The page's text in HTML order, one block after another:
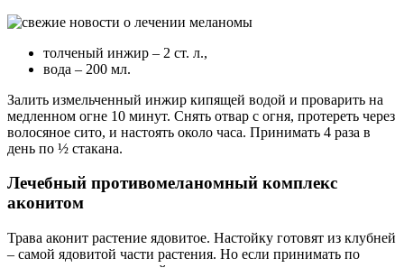
толченый инжир – 2 ст. л.,
вода – 200 мл.
Залить измельченный инжир кипящей водой и проварить на
медленном огне 10 минут. Снять отвар с огня, протереть через
волосяное сито, и настоять около часа. Принимать 4 раза в
день по ½ стакана.
Лечебный противомеланомный комплекс
аконитом
Трава аконит растение ядовитое. Настойку готовят из клубней
– самой ядовитой части растения. Но если принимать по